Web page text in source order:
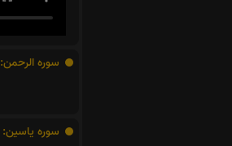
سوره الرحمن:
سوره یاسین: